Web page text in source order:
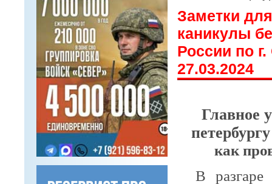
Заметки
каникулы
России по
27.03.2024
Главное
как
В разгаре